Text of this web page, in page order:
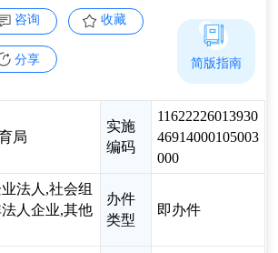
咨询 收藏
分享
局
实施
编码
11622226013930
46914000105003
000
法人,社会组
人企业,其他
办件
类型
即办件
简版指南